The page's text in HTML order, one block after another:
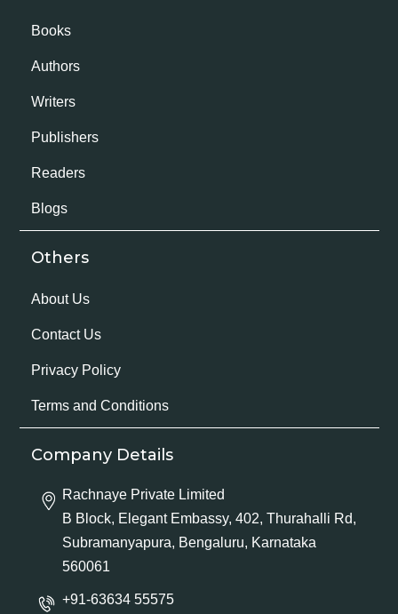
Books
Authors
Writers
Publishers
Readers
Blogs
Others
About Us
Contact Us
Privacy Policy
Terms and Conditions
Company Details
Rachnaye Private Limited
B Block, Elegant Embassy, 402, Thurahalli Rd,
Subramanyapura, Bengaluru, Karnataka
560061
+91-63634 55575